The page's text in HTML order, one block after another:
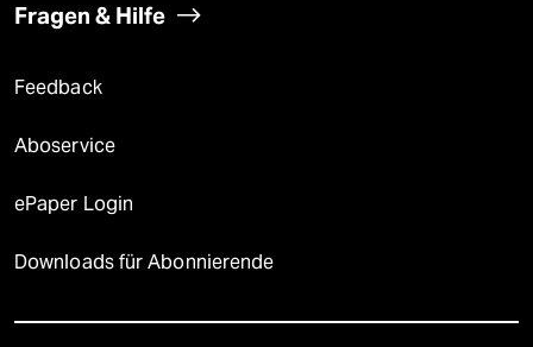
Fragen & Hilfe
Feedback
Aboservice
ePaper Login
Downloads für Abonnierende